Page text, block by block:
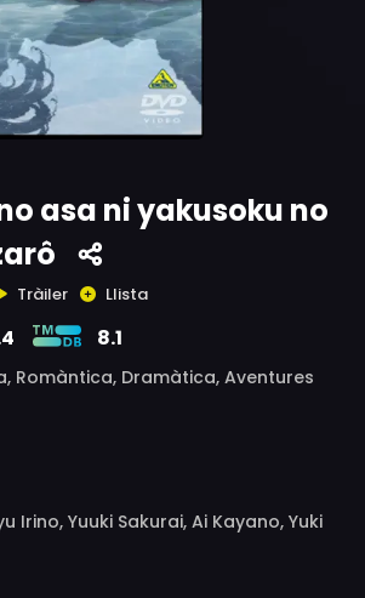
asa ni yakusoku no
Tràiler Llista
8.1
Romàntica, Dramàtica, Aventures
Irino, Yuuki Sakurai, Ai Kayano, Yuki
Rina Sato, Yoko Hikasa, Miyuki
Sugita, Misaki Kuno, Hiroaki Hirata,